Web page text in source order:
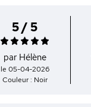
5 / 5
par Hélène
le 05-04-2026
Couleur : Noir